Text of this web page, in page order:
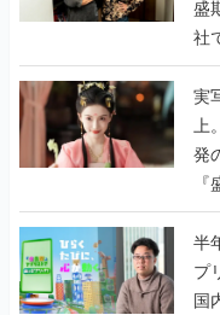
盛
社
『
ん
実
発
う
半
プ
国